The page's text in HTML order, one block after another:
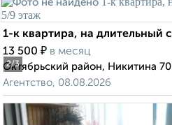
2/3
1-к квартира, на длительный
13 500 ₽ в месяц
Октябрьский район, Никитина 70
Агентство, 08.08.2026